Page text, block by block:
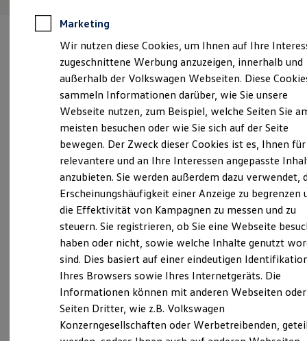
Elektroautos
ID. Tutorials
Elektrofahrzeugkonzepte
Reichweite
Reichweite der ID. Modelle
Reichweite im Winter
Laden
Laden unterwegs
Laden Zuhause
Ladestationen finden
Ladezeitensimulator
Batterie
Sicherheit
Garantie und Lebensdauer
Nachhaltigkeit
Technologie
Kosten und Kauf
Verbrauchskosten
Kaufoptionen
E-Auto-Förderung
Software und Konnektivität
ID. Software Versionen und Updates
Digitale Extras
Schnittstellen zu Ihrem ID.
Verantwortlich für die Inhalte auf dieser Seite ist die Autohaus
Elmshorn GmbH & Co. KG (Impressum & Rechtliches)
Farmers Ring 2-6, 25337 Kölln-Reisiek
info@autohaus-elmshorn.de
+49 4121 2650220
Montag -Freitag 07:00-19:00 Uhr
Samstag
08:00-14:00 Uhr
Marketing
Wir nutzen diese Cookies, um Ihnen auf Ihre
zugeschnittene Werbung anzuzeigen, innerhalb und
außerhalb der Volkswagen Webseiten. Diese
sammeln Informationen darüber, wie Sie unsere
Webseite nutzen, zum Beispiel, welche Seiten Sie
meisten besuchen oder wie Sie sich auf der Seite
bewegen. Der Zweck dieser Cookies ist es, Ihnen für
relevantere und an Ihre Interessen angepasste
anzubieten. Sie werden außerdem dazu verwendet,
Erscheinungshäufigkeit einer Anzeige zu begrenzen
die Effektivität von Kampagnen zu messen und zu
steuern. Sie registrieren, ob Sie eine Webseite
haben oder nicht, sowie welche Inhalte genutzt
sind. Dies basiert auf einer eindeutigen
Ihres Browsers sowie Ihres Internetgeräts. Die
Informationen können mit anderen Webseiten oder
Seiten Dritter, wie z.B. Volkswagen
Konzerngesellschaften oder Werbetreibenden,